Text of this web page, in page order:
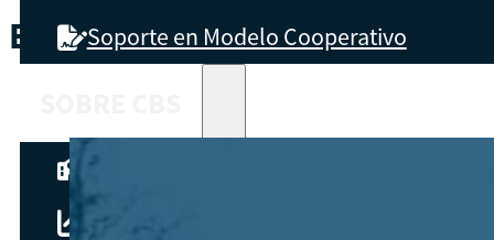
Soporte en Modelo Cooperativo
Qué es CBS
Resultados clave
ETIQUETA:INNOVACIÓN